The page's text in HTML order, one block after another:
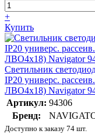
+
Купить
Светильник
IP20 универс.
ЛВО4х18) Navigator
Артикул: 94306
Бренд:
Доступно к заказу 74 шт.